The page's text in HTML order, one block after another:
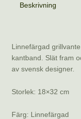
Beskrivning
Linnefärgad
kantband. Slät fram
av svensk designer.
Storlek: 18×32 cm
Färg: Linnefärgad